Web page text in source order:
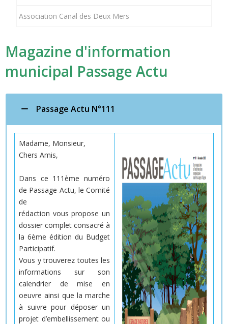
Association Canal des Deux Mers
Magazine d'information
municipal Passage Actu
Passage Actu N°111
Madame, Monsieur,
Chers Amis,
Dans ce 111ème numéro
de Passage Actu, le Comité
de
rédaction vous propose un
dossier complet consacré à
la 6ème édition du Budget
Participatif.
Vous y trouverez toutes les
informations sur son
calendrier de mise en
oeuvre ainsi que la marche
à suivre pour déposer un
projet d’embellissement ou